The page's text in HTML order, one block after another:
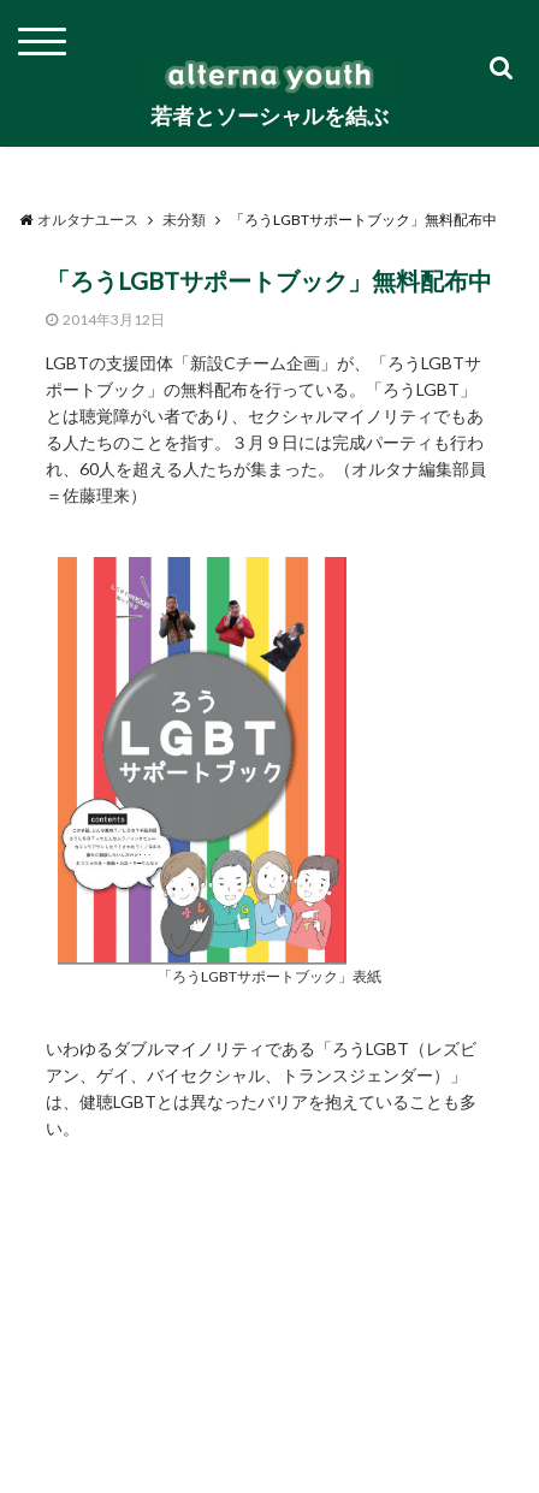
若者とソーシャルを結ぶ
オルタナユース 未分類 「ろうLGBTサポートブック」無料配布中
「ろうLGBTサポートブック」無料配布中
2014年3月12日
LGBTの支援団体「新設Cチーム企画」が、「ろうLGBTサ
ポートブック」の無料配布を行っている。「ろうLGBT」
とは聴覚障がい者であり、セクシャルマイノリティでもあ
る人たちのことを指す。３月９日には完成パーティも行わ
れ、60人を超える人たちが集まった。（オルタナ編集部員
＝佐藤理来）
「ろうLGBTサポートブック」表紙
いわゆるダブルマイノリティである「ろうLGBT（レズビ
アン、ゲイ、バイセクシャル、トランスジェンダー）」
は、健聴LGBTとは異なったバリアを抱えていることも多
い。